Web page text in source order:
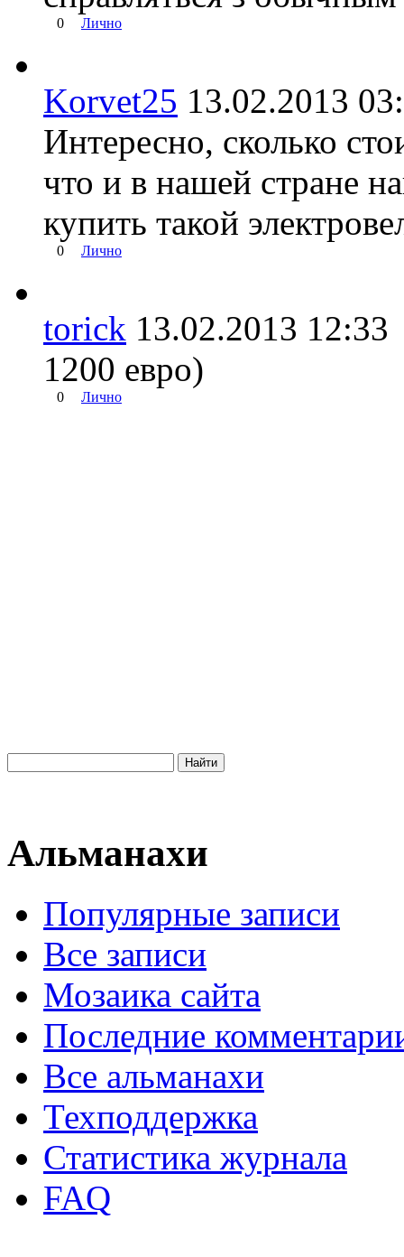
0 Лично
Korvet25 13.02.2013
Интересно, сколько
что и в нашей стране
купить такой
0 Лично
torick 13.02.2013
1200 евро)
0 Лично
Альманахи
Популярные записи
Все записи
Мозаика сайта
Последние
Все альманахи
Техподдержка
Статистика журнала
FAQ